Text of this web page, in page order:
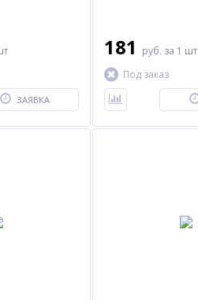
ЗАЯВКА
181 руб. за 1 шт
Под заказ